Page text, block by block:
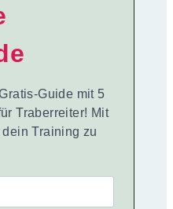
Guide mit 5
Traberreiter! Mit
Training zu